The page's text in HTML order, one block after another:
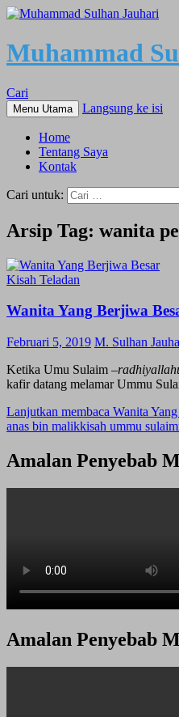
Muhammad
Cari
Menu Utama Langsung ke isi
Home
Tentang Saya
Kontak
Cari untuk:
Arsip Tag: wanita
Kisah Teladan
Wanita Yang Berjiwa
Februari 5, 2019 M. Sulhan
Ketika Umu Sulaim –
kafir datang melamar Ummu
Lanjutkan membaca Wanita
anas bin malikkisah ummu sulaim
Amalan Penyebab
Amalan Penyebab